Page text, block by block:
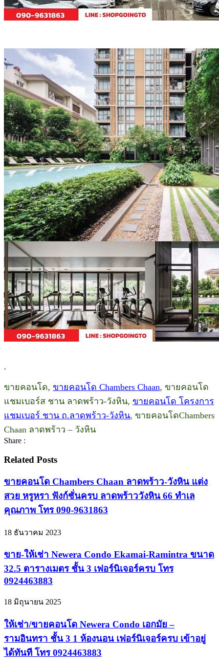
.
ขายคอนโด, ขายคอนโด Chambers Chaan, ขายคอนโด
แชมเบอร์ส ชาน ลาดพร้าว-วังหิน, ขายคอนโด โครงการ
แชมเบอร์ ชาน ถ.ลาดพร้าว-วังหิน, ขายคอนโดChambers
Chaan ลาดพร้าว – วังหิน
Share :
Related Posts
ขายคอนโด Chambers Chaan ลาดพร้าว-วังหิน แต่ง
สวย หรูหรา ฟังก์ชั่นครบ ลาดพร้าววังหิน 66 ทำเล
คุณภาพ โทร 090-9631863
18 ธันวาคม 2023
ขาย-ให้เช่า Newera Condo Ekamai-Ramintra ขนาด
32.5 ตารางเมตร ชั้น 3 เฟอร์นิเจอร์ครบ โทร
0924463883
18 มิถุนายน 2025
ให้เช่า/ขายคอนโด Newera Condo เอกมัย –
รามอินทรา ชั้น 3 1 ห้องนอน เฟอร์นิเจอร์ครบ เข้าอยู่
ได้ทันที โทร 0924463883